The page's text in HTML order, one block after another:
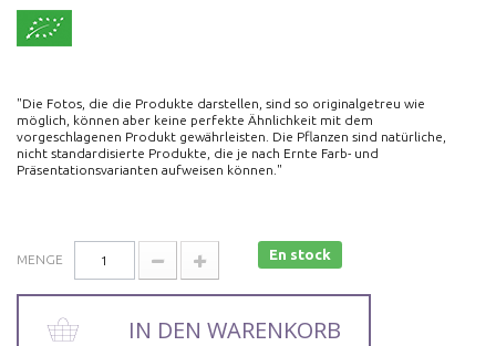
"Die Fotos, die die Produkte darstellen, sind so originalgetreu wie
möglich, können aber keine perfekte Ähnlichkeit mit dem
vorgeschlagenen Produkt gewährleisten. Die Pflanzen sind natürliche,
nicht standardisierte Produkte, die je nach Ernte Farb- und
Präsentationsvarianten aufweisen können."
MENGE En stock
IN DEN WARENKORB